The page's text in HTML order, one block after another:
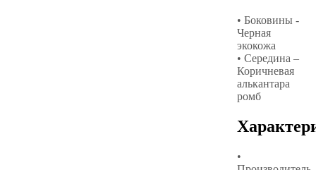
• Боковины -
Черная
экокожа
• Середина –
Коричневая
алькантара
ромб
•